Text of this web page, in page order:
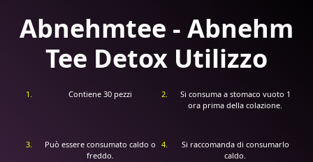
Abnehmtee - Abnehm
Tee Detox Utilizzo
Contiene 30 pezzi
Si consuma a stomaco vuoto 1
ora prima della colazione.
Può essere consumato caldo o
freddo.
Si raccomanda di consumarlo
caldo.